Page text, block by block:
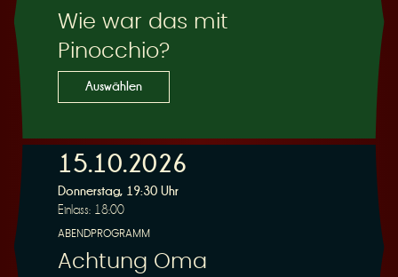
Wie war das mit
Pinocchio?
Auswählen
15.10.2026
Donnerstag, 19:30 Uhr
Einlass: 18:00
ABENDPROGRAMM
Achtung Oma